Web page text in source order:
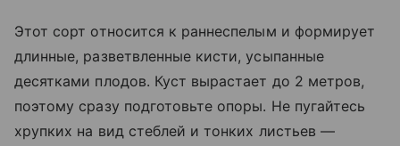
Этот сорт относится к раннеспелым и формирует
длинные, разветвленные кисти, усыпанные
десятками плодов. Куст вырастает до 2 метров,
поэтому сразу подготовьте опоры. Не пугайтесь
хрупких на вид стеблей и тонких листьев —